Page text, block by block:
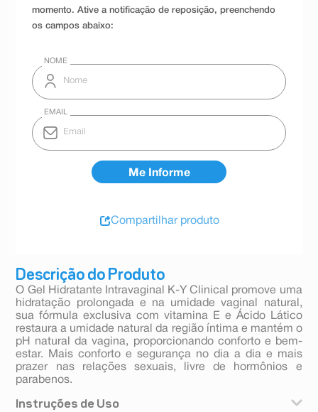
Descrição do Produto
O Gel Hidratante Intravaginal K-Y Clinical promove uma
hidratação prolongada e na umidade vaginal natural,
sua fórmula exclusiva com vitamina E e Ácido Lático
restaura a umidade natural da região íntima e mantém o
pH natural da vagina, proporcionando conforto e bem-
estar. Mais conforto e segurança no dia a dia e mais
prazer nas relações sexuais, livre de hormônios e
parabenos.
Instruções de Uso
Compartilhar produto